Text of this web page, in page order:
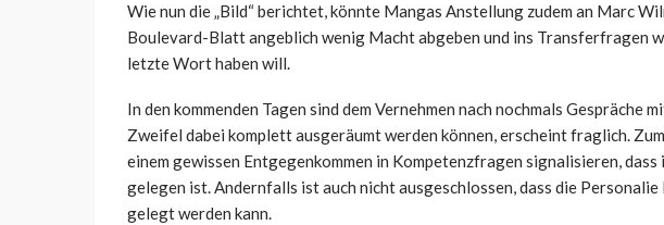
Wie nun die „Bild“ berichtet, könnte Mangas Anstellung zudem an Marc
Boulevard-Blatt angeblich wenig Macht abgeben und ins Transferfragen
letzte Wort haben will.
In den kommenden Tagen sind dem Vernehmen nach nochmals Gespräche
Zweifel dabei komplett ausgeräumt werden können, erscheint fraglich.
einem gewissen Entgegenkommen in Kompetenzfragen signalisieren, dass
gelegen ist. Andernfalls ist auch nicht ausgeschlossen, dass die
gelegt werden kann.